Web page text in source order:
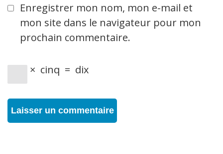
Enregistrer mon nom, mon e-mail et
mon site dans le navigateur pour mon
prochain commentaire.
× cinq = dix